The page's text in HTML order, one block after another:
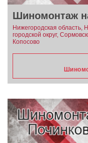
Шиномонтаж
Нижегородская
городской округ,
Копосово